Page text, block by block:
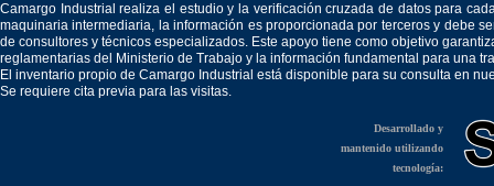
Camargo Industrial realiza el estudio y la verificación cruzada de datos para
maquinaria intermediaria, la información es proporcionada por terceros y debe
de consultores y técnicos especializados. Este apoyo tiene como objetivo
reglamentarias del Ministerio de Trabajo y la información fundamental para una
El inventario propio de Camargo Industrial está disponible para su consulta en
Se requiere cita previa para las visitas.
Desarrollado y
mantenido utilizando
tecnología: